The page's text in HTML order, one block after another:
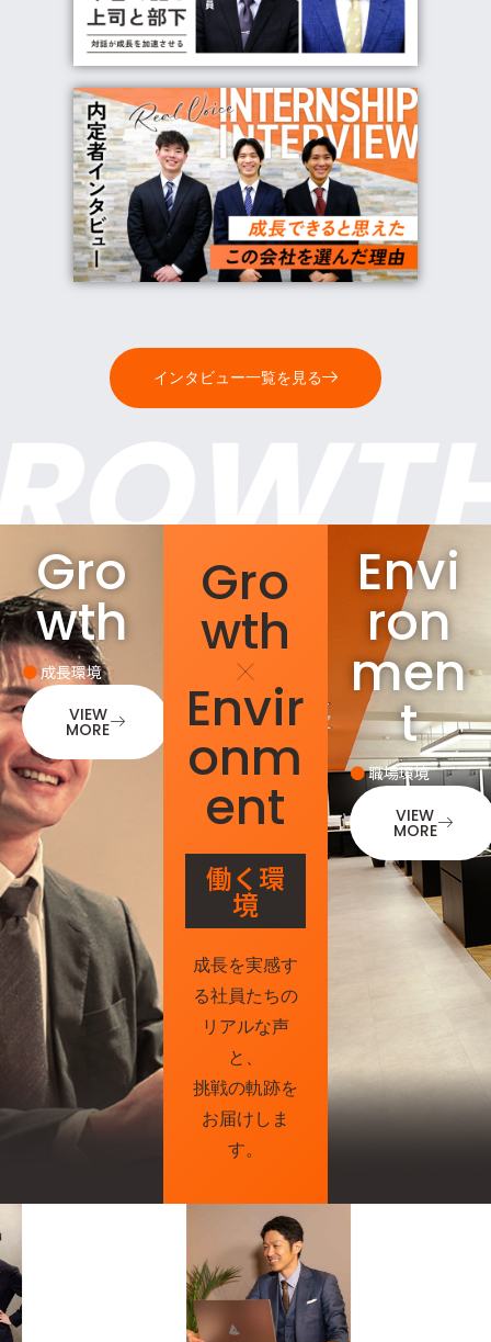
インタビュー一覧を見る
Gro
wth
●成長環境
VIEW
MORE
Gro
wth
Envir
onm
ent
働く環
境
成長を実感す
る社員たちの
リアルな声
と、
挑戦の軌跡を
お届けしま
す。
Envi
ron
men
t
●職場環境
VIEW
MORE